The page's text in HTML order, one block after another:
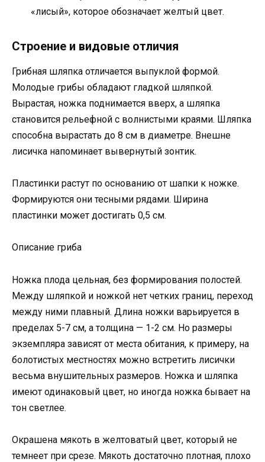
«лисый», которое обозначает желтый цвет.
Строение и видовые отличия
Грибная шляпка отличается выпуклой формой.
Молодые грибы обладают гладкой шляпкой.
Вырастая, ножка поднимается вверх, а шляпка
становится рельефной с волнистыми краями. Шляпка
способна вырастать до 8 см в диаметре. Внешне
лисичка напоминает вывернутый зонтик.
Пластинки растут по основанию от шапки к ножке.
Формируются они тесными рядами. Ширина
пластинки может достигать 0,5 см.
Описание гриба
Ножка плода цельная, без формирования полостей.
Между шляпкой и ножкой нет четких границ, переход
между ними плавный. Длина ножки варьируется в
пределах 5-7 см, а толщина — 1-2 см. Но размеры
экземпляра зависят от места обитания, к примеру, на
болотистых местностях можно встретить лисички
весьма внушительных размеров. Ножка и шляпка
имеют одинаковый цвет, но иногда ножка бывает на
тон светлее.
Окрашена мякоть в желтоватый цвет, который не
темнеет при срезе. Мякоть достаточно плотная, плохо